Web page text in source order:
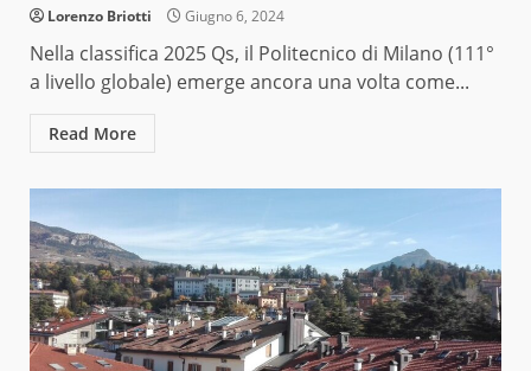
Lorenzo Briotti Giugno 6, 2024
Nella classifica 2025 Qs, il Politecnico di Milano (111°
a livello globale) emerge ancora una volta come...
Read More